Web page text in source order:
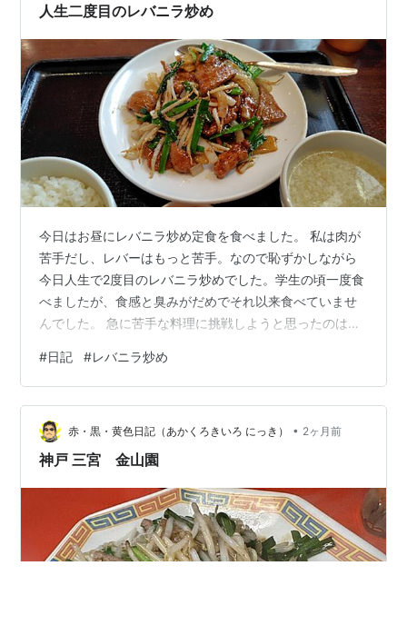
人生二度目のレバニラ炒め
今日はお昼にレバニラ炒め定食を食べました。 私は肉が
苦手だし、レバーはもっと苦手。なので恥ずかしながら
今日人生で2度目のレバニラ炒めでした。学生の頃一度食
べましたが、食感と臭みがだめでそれ以来食べていませ
んでした。 急に苦手な料理に挑戦しようと思ったのはな
とか元気をつけたいと思い、ダメ元でいつもの中華屋さ
んで食べてみることにしました。このお店ならレバニラ
炒めであっても美味しく食べられるかもと思ったのも挑
戦する気になった理由の一つ。 食べてみようと突然思っ
たのは体が欲していたからかもしれないですね。 正直少
#日記 #レバニラ炒め
赤・黒・黄色日記（あかくろきいろ にっき） • 2ヶ月前
神戸 三宮 金山園